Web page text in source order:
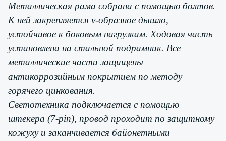
Металлическая рама собрана с помощью болтов.
К ней закрепляется v-образное дышло,
устойчивое к боковым нагрузкам. Ходовая часть
установлена на стальной подрамник. Все
металлические части защищены
антикоррозийным покрытием по методу
горячего цинкования.
Светотехника подключается с помощью
штекера (7-pin), провод проходит по защитному
кожуху и заканчивается байонетными